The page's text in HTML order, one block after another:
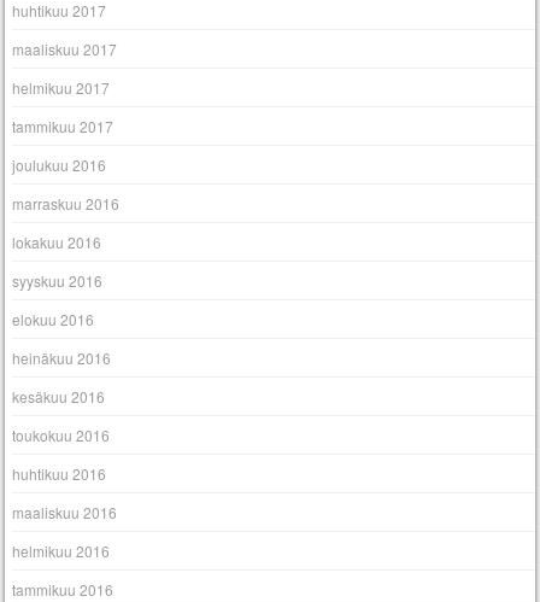
huhtikuu 2017
maaliskuu 2017
helmikuu 2017
tammikuu 2017
joulukuu 2016
marraskuu 2016
lokakuu 2016
syyskuu 2016
elokuu 2016
heinäkuu 2016
kesäkuu 2016
toukokuu 2016
huhtikuu 2016
maaliskuu 2016
helmikuu 2016
tammikuu 2016